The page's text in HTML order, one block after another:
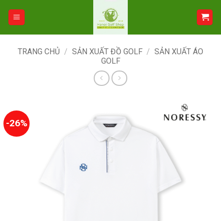
TRANG CHỦ / SẢN XUẤT ĐỒ GOLF / SẢN XUẤT ÁO
GOLF
-26%